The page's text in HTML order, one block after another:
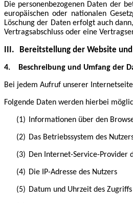
Die personenbezogenen Daten der
europäischen oder nationalen
Löschung der Daten erfolgt auch
Vertragsabschluss oder eine
III. Bereitstellung der Website
4. Beschreibung und Umfang der
Bei jedem Aufruf unserer
Folgende Daten werden hierbei
(1) Informationen über den
(2) Das Betriebssystem des
(3) Den Internet-Service-Provider
(4) Die IP-Adresse des Nutzers
(5) Datum und Uhrzeit des Zugriffs